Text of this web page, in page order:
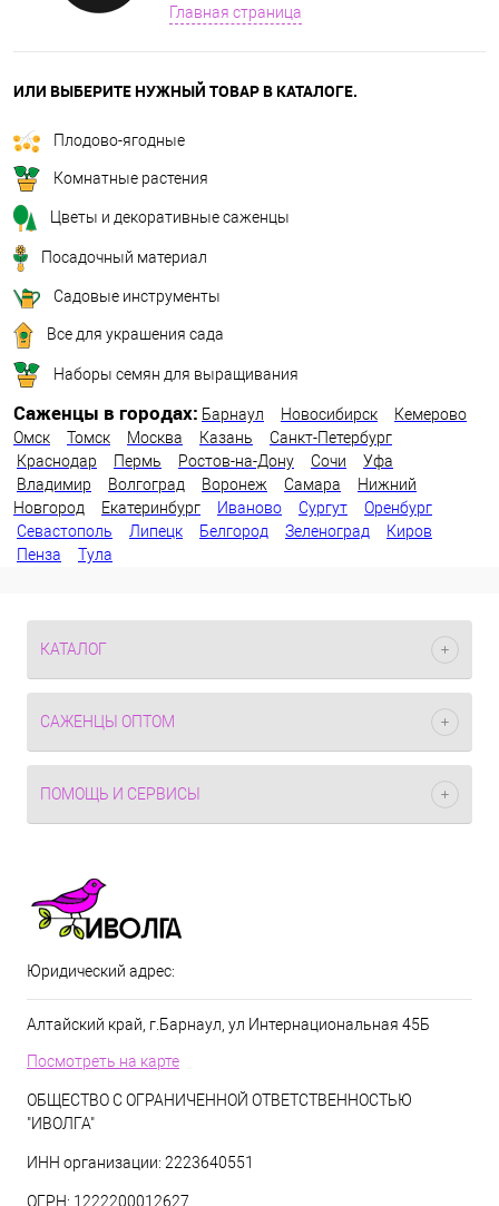
Главная страница
ИЛИ ВЫБЕРИТЕ НУЖНЫЙ ТОВАР В КАТАЛОГЕ.
Плодово-ягодные
Комнатные растения
Цветы и декоративные саженцы
Посадочный материал
Садовые инструменты
Все для украшения сада
Наборы семян для выращивания
Саженцы в городах: Барнаул Новосибирск
Кемерово
Омск
Томск Москва Казань
Санкт-Петербург
Краснодар
Пермь Ростов-на-Дону Сочи
Уфа
Владимир
Волгоград Воронеж Самара
Нижний
Новгород
Екатеринбург Иваново Сургут
Оренбург
Севастополь
Липецк Белгород Зеленоград
Киров
Пенза
Тула
КАТАЛОГ
САЖЕНЦЫ ОПТОМ
ПОМОЩЬ И СЕРВИСЫ
Юридический адрес:
Алтайский край, г.Барнаул, ул Интернациональная 45Б
Посмотреть на карте
ОБЩЕСТВО С ОГРАНИЧЕННОЙ ОТВЕТСТВЕННОСТЬЮ
"ИВОЛГА"
ИНН организации: 2223640551
ОГРН: 1222200012627